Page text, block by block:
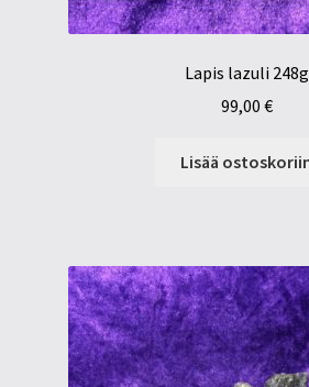
Lapis lazuli 248g
99,00 €
Lisää